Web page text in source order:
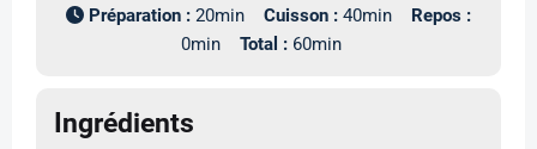
Préparation : 20min Cuisson : 40min
Repos :
0min Total : 60min
Ingrédients